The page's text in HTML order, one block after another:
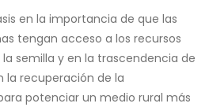
en la importancia de que las
tengan acceso a los recursos
semilla y en la trascendencia de
la recuperación de la
potenciar un medio rural más